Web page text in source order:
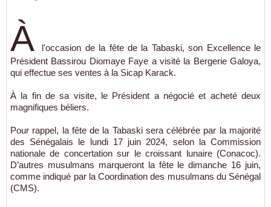
À
l'occasion de la fête de la Tabaski, son Excellence le
Président Bassirou Diomaye Faye a visité la Bergerie Galoya,
qui effectue ses ventes à la Sicap Karack.
À la fin de sa visite, le Président a négocié et acheté deux
magnifiques béliers.
Pour rappel, la fête de la Tabaski sera célébrée par la majorité
des Sénégalais le lundi 17 juin 2024, selon la Commission
nationale de concertation sur le croissant lunaire (Conacoc).
D’autres musulmans marqueront la fête le dimanche 16 juin,
comme indiqué par la Coordination des musulmans du Sénégal
(CMS).